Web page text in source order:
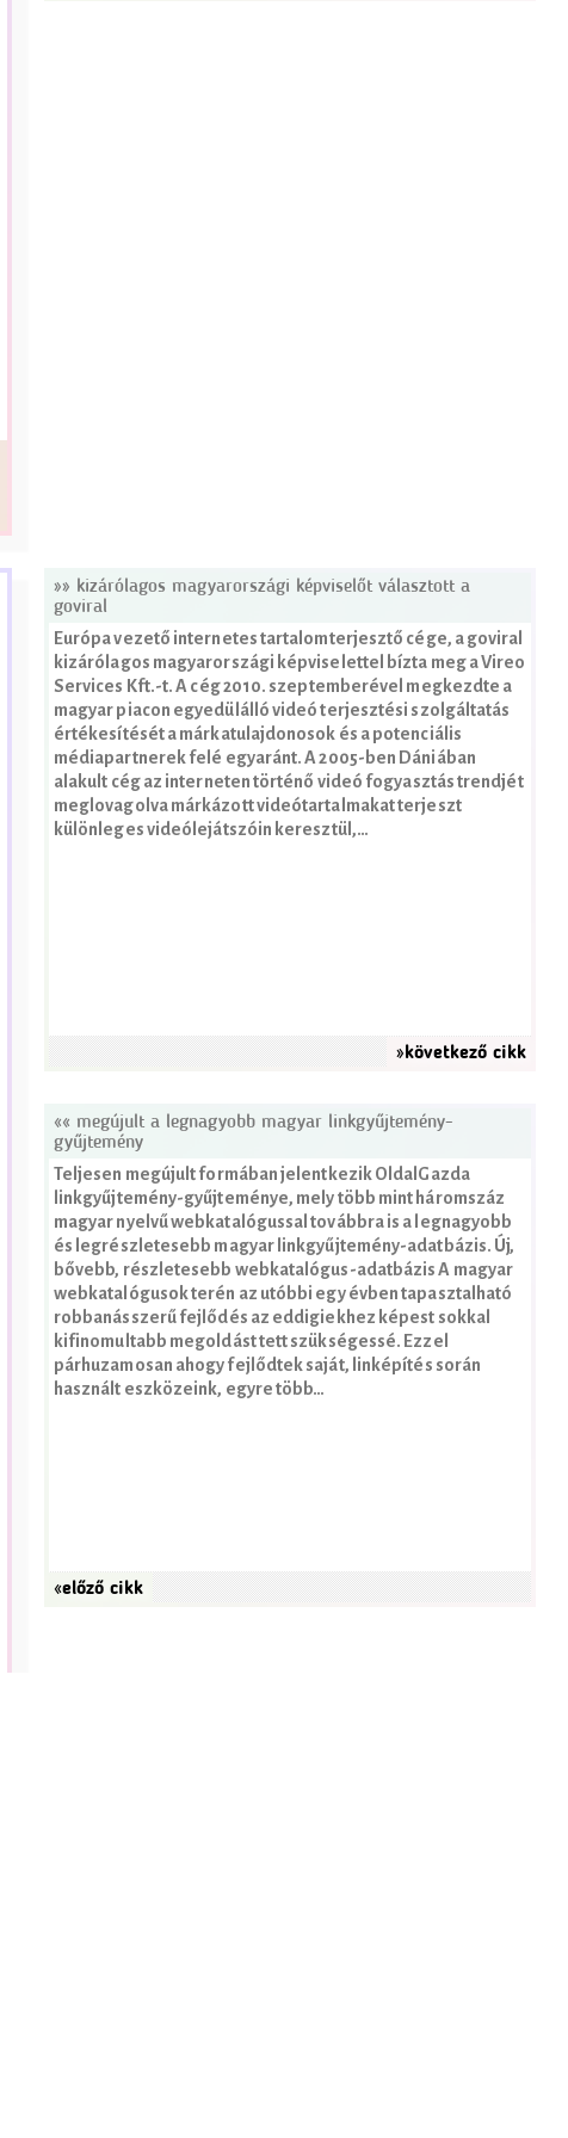
»» kizárólagos magyarországi képviselőt választott a
goviral
Európa vezető internetes tartalomterjesztő cége, a goviral
kizárólagos magyarországi képviselettel bízta meg a Vireo
Services Kft.-t. A cég 2010. szeptemberével megkezdte a
magyar piacon egyedülálló videó terjesztési szolgáltatás
értékesítését a márkatulajdonosok és a potenciális
médiapartnerek felé egyaránt. A 2005-ben Dániában
alakult cég az interneten történő videó fogyasztás trendjét
meglovagolva márkázott videótartalmakat terjeszt
különleges videólejátszóin keresztül,…
»következő cikk
«« megújult a legnagyobb magyar linkgyűjtemény-
gyűjtemény
Teljesen megújult formában jelentkezik OldalGazda
linkgyűjtemény-gyűjteménye, mely több mint háromszáz
magyar nyelvű webkatalógussal továbbra is a legnagyobb
és legrészletesebb magyar linkgyűjtemény-adatbázis. Új,
bővebb, részletesebb webkatalógus-adatbázis A magyar
webkatalógusok terén az utóbbi egy évben tapasztalható
robbanásszerű fejlődés az eddigiekhez képest sokkal
kifinomultabb megoldást tett szükségessé. Ezzel
párhuzamosan ahogy fejlődtek saját, linképítés során
használt eszközeink, egyre több…
«előző cikk